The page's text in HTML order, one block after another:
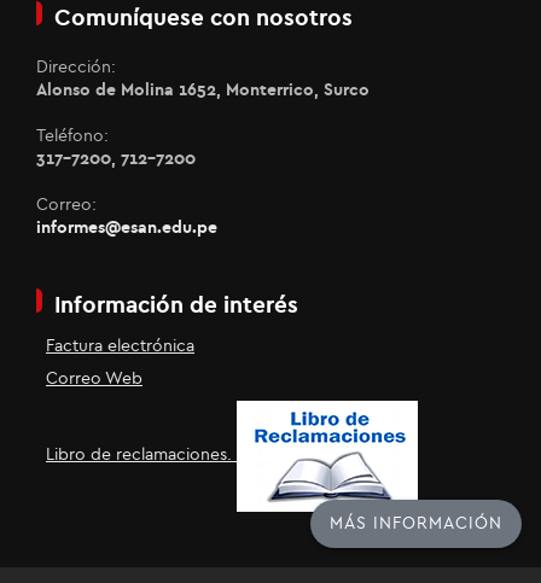
Comuníquese con nosotros
Dirección:
Alonso de Molina 1652, Monterrico, Surco
Teléfono:
317-7200, 712-7200
Correo:
informes@esan.edu.pe
Información de interés
Factura electrónica
Correo Web
Libro de reclamaciones.
MÁS INFORMACIÓN